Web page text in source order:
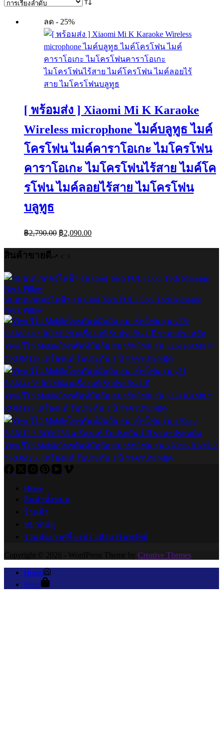
ลด - 25%
[ พร้อมส่ง ] Xiaomi Mi K Karaoke
Wireless microphone ไมค์บลูทูธ ไมค์
โครโฟน ไมค์คาราโอเกะ ไมโครโฟน
คาราโอเกะ ไมโครโฟนไร้สาย ไมค์โค
รโฟน ไมค์ลอยไร้สาย ไมโครโฟน
บลูทูธ
฿2,790.00 Original
price
was:
฿2,790.00.
฿2,090.00Current
price
is:
สินค้าขายดี
หมอนนวดคอไฟฟ้า รุ่น Cool Tech FULI Cool Tech Massage
Neck Pillow
Vivo วีโว่ Mobileโทรศัพท์มือถือ สมาร์ทโฟน รุ่น v23e RAM8+4
* ROM128 เครื่องแท้ รับประกัน 1 ปี ราคาประหยัด
Vivo วีโว่ Mobileโทรศัพท์มือถือ สมาร์ทโฟน รุ่น y33s RAM8 *
ROM128 เครื่องแท้ รับประกัน 1 ปี ราคาประหยัด
Vivo วีโว่ Mobileโทรศัพท์มือถือ สมาร์ทโฟน รุ่น x70pro RAM12
* ROM256 เครื่องแท้ รับประกัน 1 ปี ราคาประหยัด
Home
สินค้าทั้งหมด
ร้านค้า
หมวดหมู่
รวมประกาศซื้อ-เช่า อสังหาริมทรัพย์
Copyright © 2026 - WordPress Theme by Creative Themes
Home
Shop